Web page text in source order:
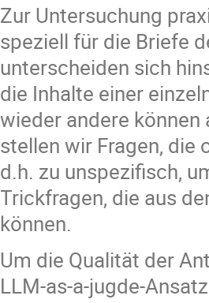
Zur Untersuchung
speziell für die Briefe
unterscheiden sich
die Inhalte einer
wieder andere können
stellen wir Fragen,
d.h. zu unspezifisch,
Trickfragen, die aus
können.
Um die Qualität der
LLM-as-a-jugde-